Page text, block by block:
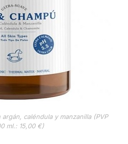
caléndula y manzanilla (PVP
ml.: 15,00 €)